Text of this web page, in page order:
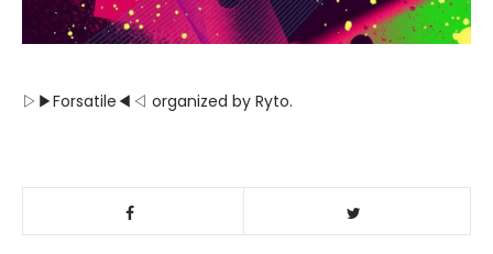
▷▶︎Forsatile◀︎◁ organized by Ryto.